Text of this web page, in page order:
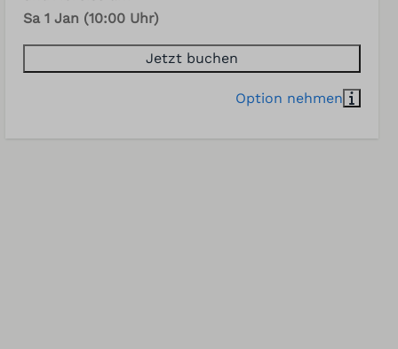
Sa 1 Jan (10:00 Uhr)
Jetzt buchen